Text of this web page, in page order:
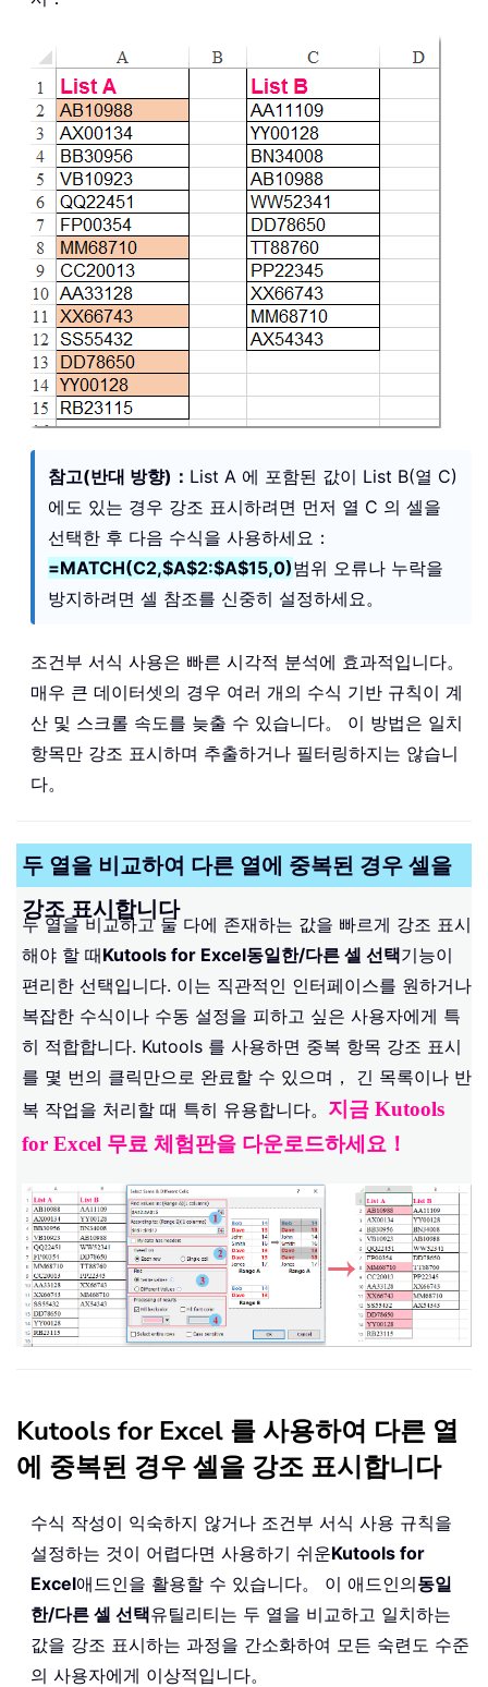
참고(반대 방향)： List A 에 포함된 값이 List B(열 C)
에도 있는 경우 강조 표시하려면 먼저 열 C 의 셀을
선택한 후 다음 수식을 사용하세요：
=MATCH(C2,$A$2:$A$15,0)범위 오류나 누락을
방지하려면 셀 참조를 신중히 설정하세요。
조건부 서식 사용은 빠른 시각적 분석에 효과적입니다。
매우 큰 데이터셋의 경우 여러 개의 수식 기반 규칙이 계
산 및 스크롤 속도를 늦출 수 있습니다。 이 방법은 일치
항목만 강조 표시하며 추출하거나 필터링하지는 않습니
다。
두 열을 비교하여 다른 열에 중복된 경우 셀을
강조 표시합니다
두 열을 비교하고 둘 다에 존재하는 값을 빠르게 강조 표시
해야 할 때Kutools for Excel동일한/다른 셀 선택기능이
편리한 선택입니다. 이는 직관적인 인터페이스를 원하거나
복잡한 수식이나 수동 설정을 피하고 싶은 사용자에게 특
히 적합합니다. Kutools 를 사용하면 중복 항목 강조 표시
를 몇 번의 클릭만으로 완료할 수 있으며， 긴 목록이나 반
복 작업을 처리할 때 특히 유용합니다。 지금 Kutools
for Excel 무료 체험판을 다운로드하세요！
Kutools for Excel 를 사용하여 다른 열
에 중복된 경우 셀을 강조 표시합니다
수식 작성이 익숙하지 않거나 조건부 서식 사용 규칙을
설정하는 것이 어렵다면 사용하기 쉬운Kutools for
Excel애드인을 활용할 수 있습니다。 이 애드인의동일
한/다른 셀 선택유틸리티는 두 열을 비교하고 일치하는
값을 강조 표시하는 과정을 간소화하여 모든 숙련도 수준
의 사용자에게 이상적입니다。